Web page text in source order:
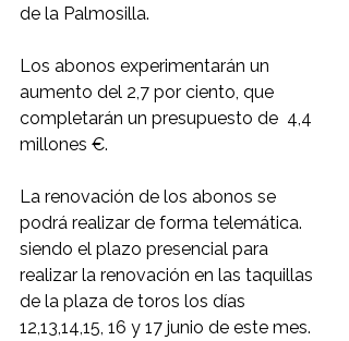
de la Palmosilla.
Los abonos experimentarán un
aumento del 2,7 por ciento, que
completarán un presupuesto de  4,4
millones €.
La renovación de los abonos se
podrá realizar de forma telemática.
siendo el plazo presencial para
realizar la renovación en las taquillas
de la plaza de toros los días
12,13,14,15, 16 y 17 junio de este mes.